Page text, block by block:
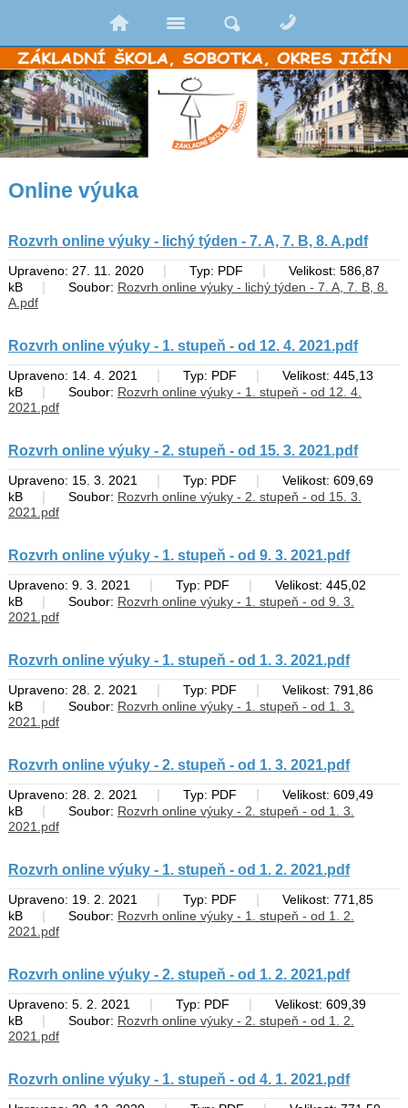
Online výuka
Rozvrh online výuky - lichý týden - 7. A, 7. B, 8. A.pdf
Upraveno: 27. 11. 2020 Typ: PDF
Velikost: 586,87
kB
Soubor: Rozvrh online výuky - lichý týden - 7. A, 7. B, 8.
A.pdf
Rozvrh online výuky - 1. stupeň - od 12. 4. 2021.pdf
Upraveno: 14. 4. 2021 Typ: PDF
Velikost: 445,13
kB
Soubor: Rozvrh online výuky - 1. stupeň - od 12. 4.
2021.pdf
Rozvrh online výuky - 2. stupeň - od 15. 3. 2021.pdf
Upraveno: 15. 3. 2021 Typ: PDF
Velikost: 609,69
kB
Soubor: Rozvrh online výuky - 2. stupeň - od 15. 3.
2021.pdf
Rozvrh online výuky - 1. stupeň - od 9. 3. 2021.pdf
Upraveno: 9. 3. 2021 Typ: PDF
Velikost: 445,02
kB
Soubor: Rozvrh online výuky - 1. stupeň - od 9. 3.
2021.pdf
Rozvrh online výuky - 1. stupeň - od 1. 3. 2021.pdf
Upraveno: 28. 2. 2021 Typ: PDF
Velikost: 791,86
kB
Soubor: Rozvrh online výuky - 1. stupeň - od 1. 3.
2021.pdf
Rozvrh online výuky - 2. stupeň - od 1. 3. 2021.pdf
Upraveno: 28. 2. 2021 Typ: PDF
Velikost: 609,49
kB
Soubor: Rozvrh online výuky - 2. stupeň - od 1. 3.
2021.pdf
Rozvrh online výuky - 1. stupeň - od 1. 2. 2021.pdf
Upraveno: 19. 2. 2021 Typ: PDF
Velikost: 771,85
kB
Soubor: Rozvrh online výuky - 1. stupeň - od 1. 2.
2021.pdf
Rozvrh online výuky - 2. stupeň - od 1. 2. 2021.pdf
Upraveno: 5. 2. 2021 Typ: PDF
Velikost: 609,39
kB
Soubor: Rozvrh online výuky - 2. stupeň - od 1. 2.
2021.pdf
Rozvrh online výuky - 1. stupeň - od 4. 1. 2021.pdf